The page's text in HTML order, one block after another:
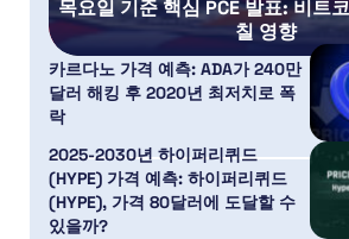
목요일 기준 핵심 PCE 발표: 비트
칠 영향
카르다노 가격 예측: ADA가 240만
달러 해킹 후 2020년 최저치로 폭
락
2025-2030년 하이퍼리퀴드
(HYPE) 가격 예측: 하이퍼리퀴드
(HYPE), 가격 80달러에 도달할 수
있을까?